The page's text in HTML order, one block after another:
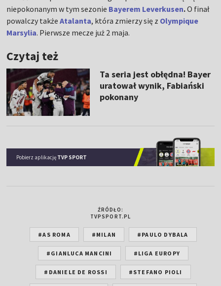
niepokonanym w tym sezonie Bayerem Leverkusen.O finał
powalczy takżeAtalanta, która zmierzy się z Olympique
Marsylia. Pierwsze mecze już 2 maja.
Czytaj też
Ta seria jest obłędna! Bayer
uratował wynik, Fabiański
pokonany
Pobierz aplikację TVP SPORT
ŹRÓDŁO:
TVPSPORT.PL
#AS ROMA #MILAN #PAULO DYBALA
#GIANLUCA MANCINI #LIGA EUROPY
#DANIELE DE ROSSI #STEFANO PIOLI